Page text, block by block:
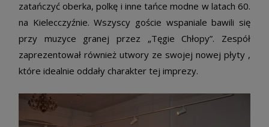
zatańczyć oberka, polkę i inne tańce modne w latach 60.
na Kielecczyźnie. Wszyscy goście wspaniale bawili się
przy muzyce granej przez „Tęgie Chłopy”. Zespół
zaprezentował również utwory ze swojej nowej płyty ,
które idealnie oddały charakter tej imprezy.